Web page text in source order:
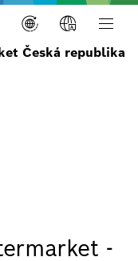
Česká republika